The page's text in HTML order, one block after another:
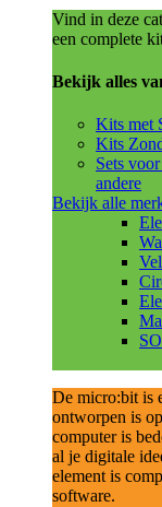
Vind in deze
een complete
Bekijk alles
Kits met
Kits
Sets
andere
Bekijk alle
De micro:bit is
ontworpen is
computer is
al je digitale
element is
software.